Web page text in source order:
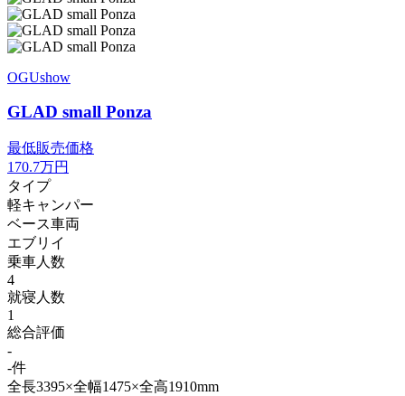
OGUshow
GLAD small Ponza
最低販売価格
170.7万円
タイプ
軽キャンパー
ベース車両
エブリイ
乗車人数
4
就寝人数
1
総合評価
-
-件
全長3395×全幅1475×全高1910mm